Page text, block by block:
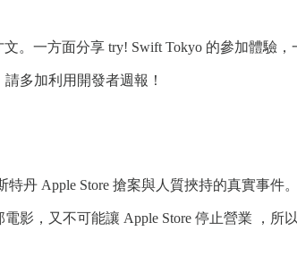
。一方面分享 try! Swift Tokyo 的參加體驗，
多加利用開發者週報！
特丹 Apple Store 搶案與人質挾持的真實事件。
影，又不可能讓 Apple Store 停止營業 ，